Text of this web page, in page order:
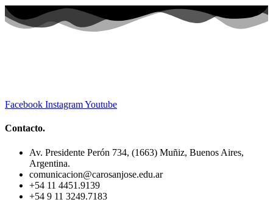
Facebook InstagramYoutube
Contacto.
Av. Presidente Perón 734, (1663) Muñiz, Buenos Aires,
Argentina.
comunicacion@carosanjose.edu.ar
+54 11 4451.9139
+54 9 11 3249.7183